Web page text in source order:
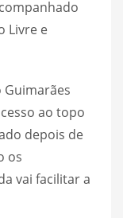
Livre e
Guimarães
ao topo
depois de
os
vai facilitar a